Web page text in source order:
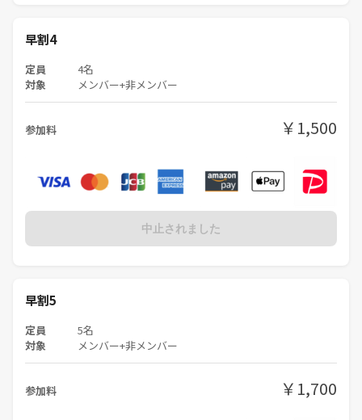
早割4
定員 4名
対象
メンバー+非メンバー
参加料 ￥1,500
中止されました
早割5
定員 5名
対象 メンバー+非メンバー
参加料 ￥1,700